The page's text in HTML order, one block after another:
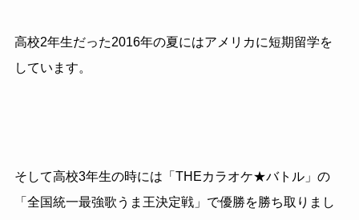
高校2年生だった2016年の夏にはアメリカに短期留学を
しています。
そして高校3年生の時には「THEカラオケ★バトル」の
「全国統一最強歌うま王決定戦」で優勝を勝ち取りまし